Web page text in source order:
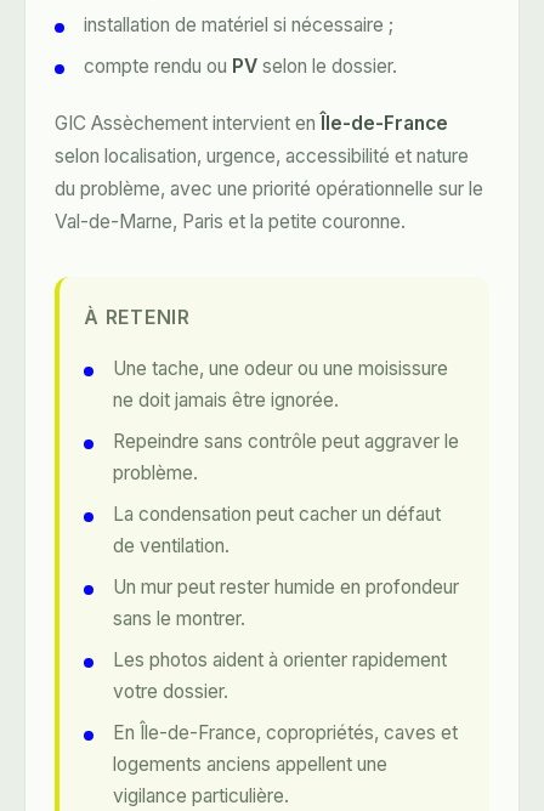
installation de matériel si nécessaire ;
compte rendu ou PV selon le dossier.
GIC Assèchement intervient en Île-de-France
selon localisation, urgence, accessibilité et nature
du problème, avec une priorité opérationnelle sur le
Val-de-Marne, Paris et la petite couronne.
À RETENIR
Une tache, une odeur ou une moisissure
ne doit jamais être ignorée.
Repeindre sans contrôle peut aggraver le
problème.
La condensation peut cacher un défaut
de ventilation.
Un mur peut rester humide en profondeur
sans le montrer.
Les photos aident à orienter rapidement
votre dossier.
En Île-de-France, copropriétés, caves et
logements anciens appellent une
vigilance particulière.